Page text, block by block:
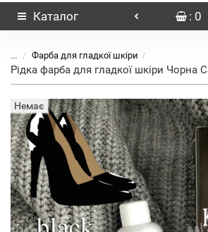
Каталог : 0
... Фарба для гладкої шкіри
Рідка фарба для гладкої шкіри Чорна
Немає